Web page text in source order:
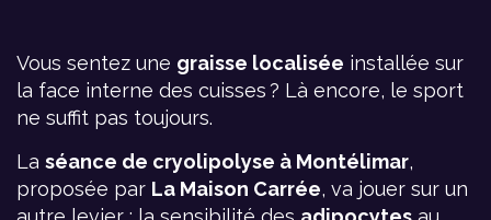
Vous sentez une graisse localisée installée sur
la face interne des cuisses ? Là encore, le sport
ne suffit pas toujours.
La séance de cryolipolyse à Montélimar,
proposée par La Maison Carrée, va jouer sur un